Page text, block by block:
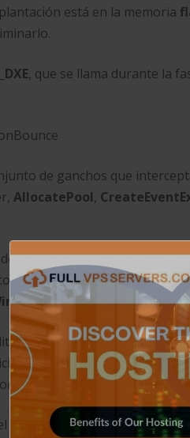
está en la memoria
, que se llama durante la
de ganchos que
AllocatePool,
estas funciones a un
ganchos adicionales
».
la propagación de código
del sistema, lo que permite
del
kerneldeWindows».
kernel
del sistema operativo